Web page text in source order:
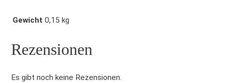
(
1
5
Gewicht 0,15 kg
Rezensionen
Es gibt noch keine Rezensionen.